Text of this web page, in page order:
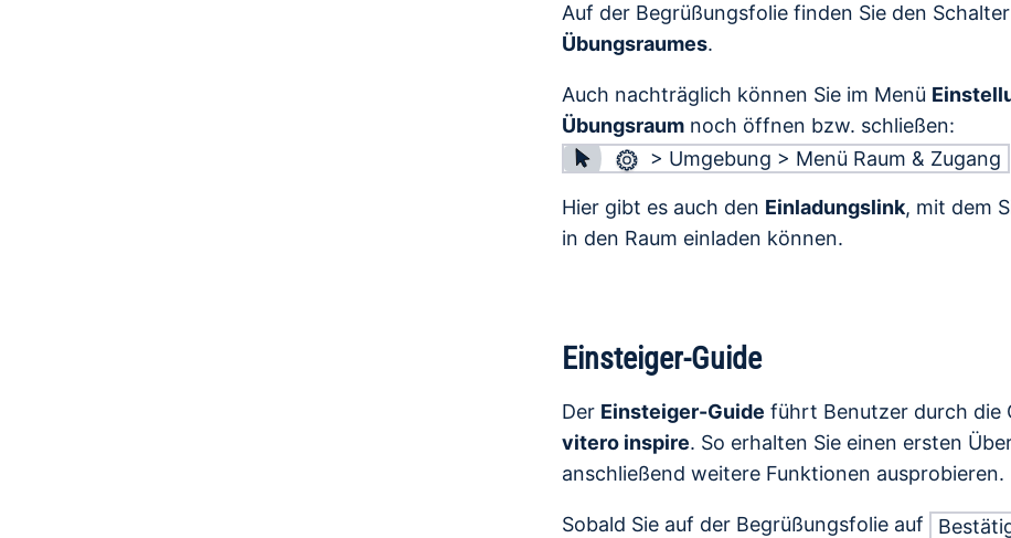
Auf der Begrüßungsfolie finden Sie den
Übungsraumes.
Auch nachträglich können Sie im Menü
Übungsraum noch öffnen bzw. schließen:
> Umgebung > Menü Raum & Zugang
Hier gibt es auch den Einladungslink, mit dem
in den Raum einladen können.
Einsteiger-Guide
Der Einsteiger-Guide führt Benutzer durch die
vitero inspire. So erhalten Sie einen ersten
anschließend weitere Funktionen ausprobieren.
Sobald Sie auf der Begrüßungsfolie auf